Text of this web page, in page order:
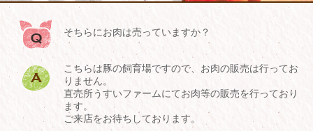
そちらにお肉は売っていますか？
こちらは豚の飼育場ですので、お肉の販売は行ってお
りません。
直売所うすいファームにてお肉等の販売を行っており
ます。
ご来店をお待ちしております。